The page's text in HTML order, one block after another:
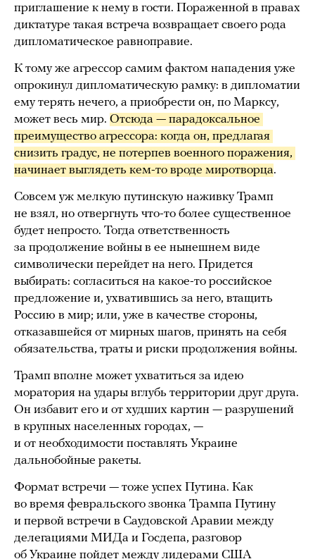
приглашение к нему в гости. Пораженной в правах
диктатуре такая встреча возвращает своего рода
дипломатическое равноправие.
К тому же агрессор самим фактом нападения уже
опрокинул дипломатическую рамку: в дипломатии
ему терять нечего, а приобрести он, по Марксу,
может весь мир. Отсюда — парадоксальное
преимущество агрессора: когда он, предлагая
снизить градус, не потерпев военного поражения,
начинает выглядеть кем-то вроде миротворца.
Совсем уж мелкую путинскую наживку Трамп
не взял, но отвергнуть что-то более существенное
будет непросто. Тогда ответственность
за продолжение войны в ее нынешнем виде
символически перейдет на него. Придется
выбирать: согласиться на какое-то российское
предложение и, ухватившись за него, втащить
Россию в мир; или, уже в качестве стороны,
отказавшейся от мирных шагов, принять на себя
обязательства, траты и риски продолжения войны.
Трамп вполне может ухватиться за идею
моратория на удары вглубь территории друг друга.
Он избавит его и от худших картин — разрушений
в крупных населенных городах, —
и от необходимости поставлять Украине
дальнобойные ракеты.
Формат встречи — тоже успех Путина. Как
во время февральского звонка Трампа Путину
и первой встречи в Саудовской Аравии между
делегациями МИДа и Госдепа, разговор
об Украине пойдет между лидерами США